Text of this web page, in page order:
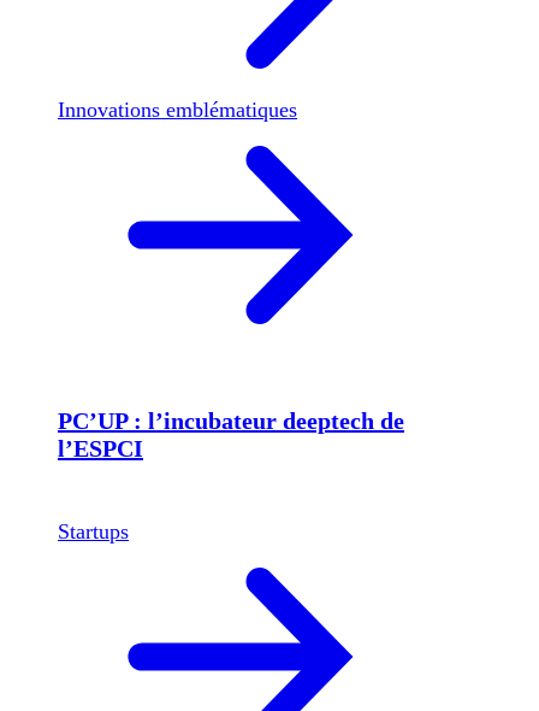
Innovations emblématiques
PC’UP : l’incubateur deeptech de
l’ESPCI
Startups